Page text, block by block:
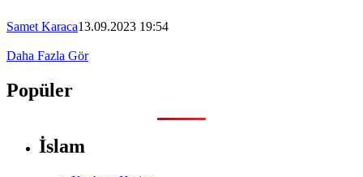
Samet Karaca13.09.2023 19:54
Daha Fazla Gör
Popüler
İslam